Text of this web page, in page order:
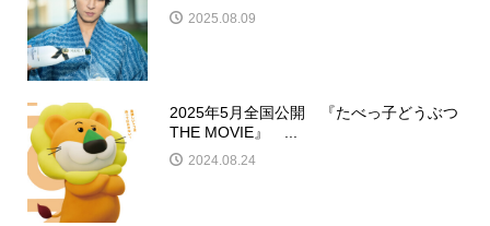
2025.08.09
2025年5月全国公開 『たべっ子どうぶつ
THE MOVIE』 ...
2024.08.24